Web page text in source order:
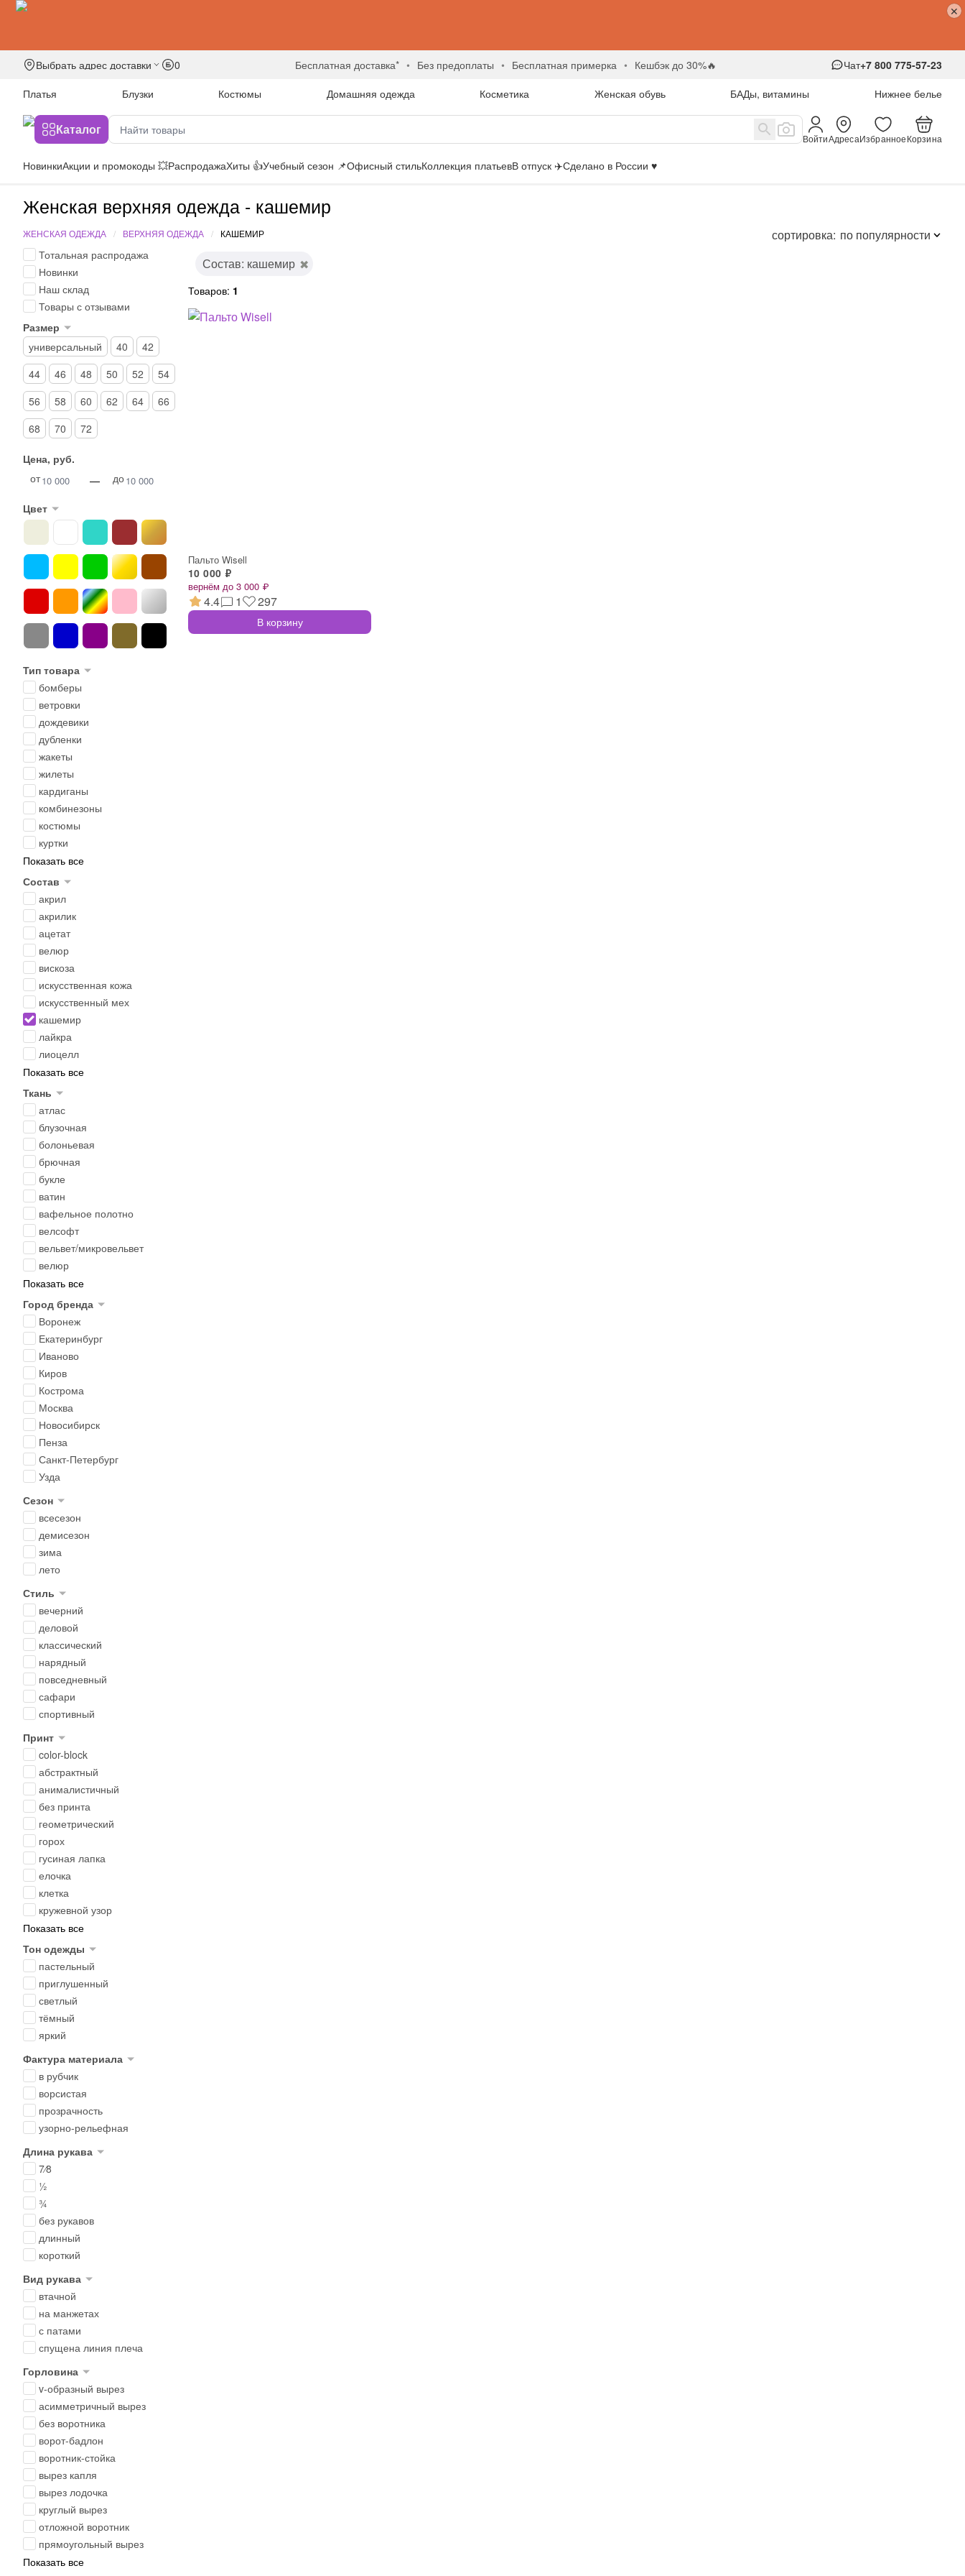
Выбрать адрес доставки 0 бесплатная доставка* без предоплаты бесплатная примерка кешбэк до 30%🔥 Чат+7 800 775-57-23
Платья
Блузки Костюмы Домашняя одежда Косметика Женская обувь БАДы, витамины Нижнее белье
Каталог
ВойтиАдресаИзбранноеКорзина
НовинкиАкции и промокоды 💥РаспродажаХиты 👍Учебный сезон 📌Офисный стильКоллекция платьевВ отпуск ✈️Сделано в России ♥️
Женская верхняя одежда - кашемир
сортировка: по популярности
ЖЕНСКАЯ ОДЕЖДА ВЕРХНЯЯ ОДЕЖДА КАШЕМИР
Тотальная распродажа
Новинки
Наш склад
Товары с отзывами
Цена, руб.
от
— до
Размер
универсальный
40
42
44
46 48 50 52
54
56
58 60 62 64
66
68
70 72
Цвет
Тип товара
бомберы
ветровки
дождевики
дубленки
жакеты
жилеты
кардиганы
комбинезоны
костюмы
куртки
Показать все
Состав
акрил
акрилик
ацетат
велюр
вискоза
искусственная кожа
искусственный мех
кашемир
лайкра
лиоцелл
Показать все
Ткань
атлас
блузочная
болоньевая
брючная
букле
ватин
вафельное полотно
велсофт
вельвет/микровельвет
велюр
Показать все
Город бренда
Воронеж
Екатеринбург
Иваново
Киров
Кострома
Москва
Новосибирск
Пенза
Санкт-Петербург
Узда
Сезон
всесезон
демисезон
зима
лето
Стиль
вечерний
деловой
классический
нарядный
повседневный
сафари
спортивный
Принт
color-block
абстрактный
анималистичный
без принта
геометрический
горох
гусиная лапка
елочка
клетка
кружевной узор
Показать все
Тон одежды
пастельный
приглушенный
светлый
тёмный
яркий
Фактура материала
в рубчик
ворсистая
прозрачность
узорно-рельефная
Длина рукава
7⁄8
½
¾
без рукавов
длинный
короткий
Вид рукава
втачной
на манжетах
с патами
спущена линия плеча
Горловина
v-образный вырез
асимметричный вырез
без воротника
ворот-бадлон
воротник-стойка
вырез капля
вырез лодочка
круглый вырез
отложной воротник
прямоугольный вырез
Показать все
Состав: кашемир
Товаров: 1
Пальто Wisell
10 000 ₽
вернём до 3 000 ₽
4.4 1 297
В корзину